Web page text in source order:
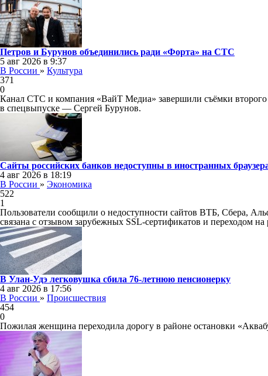
Петров и Бурунов объединились ради «Форта» на СТС
5 авг 2026 в 9:37
В России » Культура
371
0
Канал СТС и компания «ВайТ Медиа» завершили съёмки
в спецвыпуске — Сергей Бурунов.
Сайты российских банков недоступны в иностранных
4 авг 2026 в 18:19
В России » Экономика
522
1
Пользователи сообщили о недоступности сайтов ВТБ, Сбера,
связана с отзывом зарубежных SSL-сертификатов и переходом
В Улан-Удэ легковушка сбила 76-летнюю пенсионерку
4 авг 2026 в 17:56
В России » Происшествия
454
0
Пожилая женщина переходила дорогу в районе остановки